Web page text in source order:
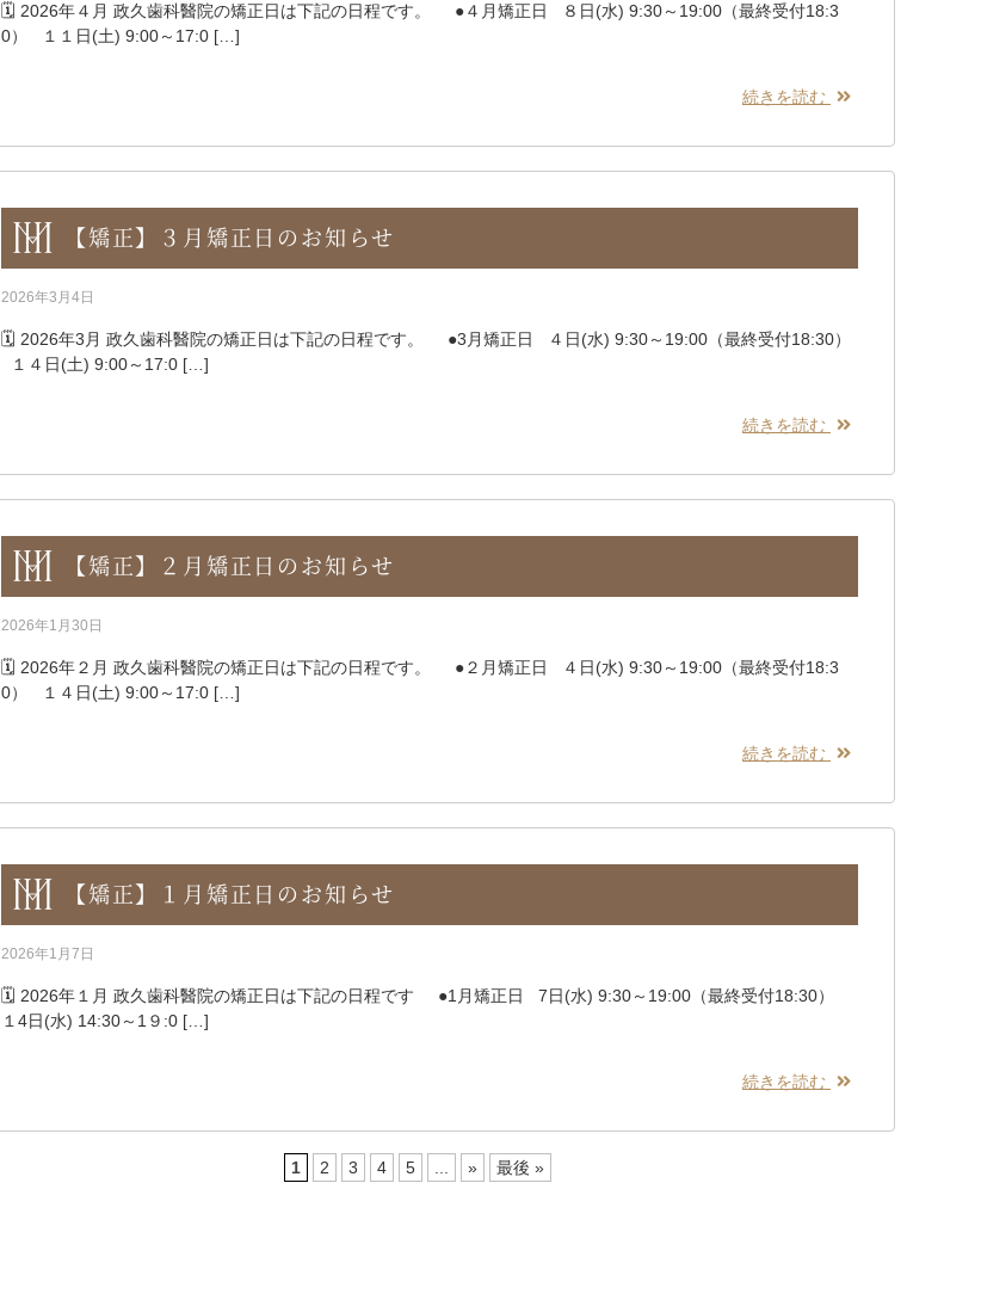
🗓️ 2026年４月 政久歯科醫院の矯正日は下記の日程です。 ●４月矯正日 ８日(水) 9:30～19:00（最終受付18:3
0） １１日(土) 9:00～17:0 […]
続きを読む
【矯正】３月矯正日のお知らせ
2026年3月4日
🗓️ 2026年3月 政久歯科醫院の矯正日は下記の日程です。 ●3月矯正日 ４日(水) 9:30～19:00（最終受付18:30）
１４日(土) 9:00～17:0 […]
続きを読む
【矯正】２月矯正日のお知らせ
2026年1月30日
🗓️ 2026年２月 政久歯科醫院の矯正日は下記の日程です。 ●２月矯正日 ４日(水) 9:30～19:00（最終受付18:3
0） １４日(土) 9:00～17:0 […]
続きを読む
【矯正】１月矯正日のお知らせ
2026年1月7日
🗓️ 2026年１月 政久歯科醫院の矯正日は下記の日程です ●1月矯正日 7日(水) 9:30～19:00（最終受付18:30）
１4日(水) 14:30～1９:0 […]
続きを読む
1 2 3 4 5 » 最後 »